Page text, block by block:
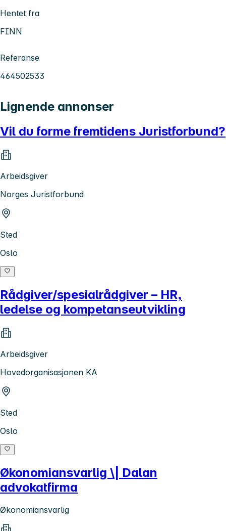
Hentet fra
FINN
Referanse
464502533
Lignende annonser
Vil du forme fremtidens Juristforbund?
Arbeidsgiver
Norges Juristforbund
Sted
Oslo
Rådgiver/spesialrådgiver – HR,
ledelse og kompetanseutvikling
Arbeidsgiver
Hovedorganisasjonen KA
Sted
Oslo
Økonomiansvarlig \| Dalan
advokatfirma
Økonomiansvarlig